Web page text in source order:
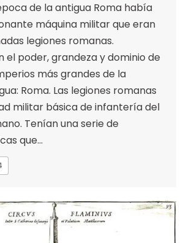
de la antigua Roma había
máquina militar que eran
legiones romanas.
el poder, grandeza y dominio de
más grandes de la
Roma. Las legiones romanas
militar básica de infantería del
Tenían una serie de
que…